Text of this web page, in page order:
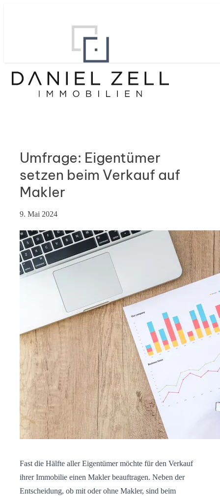
Umfrage: Eigentümer
setzen beim Verkauf auf
Makler
9. Mai 2024
Fast die Hälfte aller Eigentümer möchte für den Verkauf
ihrer Immobilie einen Makler beauftragen. Neben der
Entscheidung, ob mit oder ohne Makler, sind beim